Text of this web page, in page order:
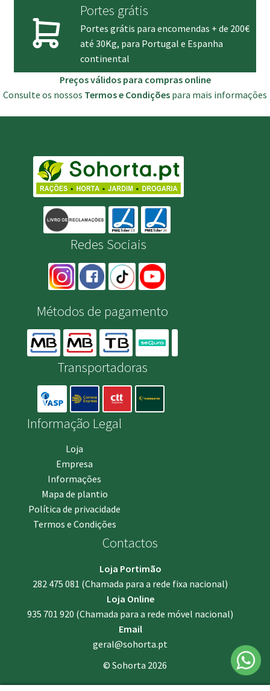
Portes grátis
Portes grátis para encomendas + de 200€
até 30Kg, para Portugal e Espanha
continental
Preços válidos para compras online
Consulte os nossos Termos e Condições para mais informações
Redes Sociais
Métodos de pagamento
Transportadoras
Informação Legal
Loja
Empresa
Informações
Mapa de plantio
Política de privacidade
Termos e Condições
Contactos
Loja Portimão
282 475 081 (Chamada para a rede fixa nacional)
Loja Online
935 701 920 (Chamada para a rede móvel nacional)
Email
geral@sohorta.pt
© Sohorta 2026